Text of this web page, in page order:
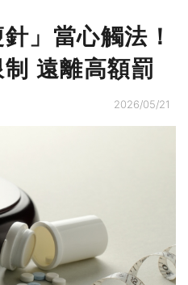
」當心觸法！
遠離高額罰
2026/05/21